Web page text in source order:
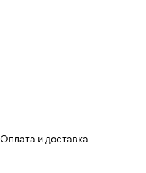
Оплата и доставка